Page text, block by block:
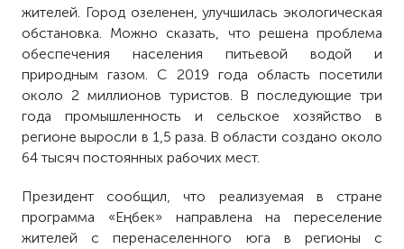
жителей. Город озеленен, улучшилась экологическая
обстановка. Можно сказать, что решена проблема
обеспечения населения питьевой водой и
природным газом. С 2019 года область посетили
около 2 миллионов туристов. В последующие три
года промышленность и сельское хозяйство в
регионе выросли в 1,5 раза. В области создано около
64 тысяч постоянных рабочих мест.
Президент сообщил, что реализуемая в стране
программа «Еңбек» направлена на переселение
жителей с перенаселенного юга в регионы с